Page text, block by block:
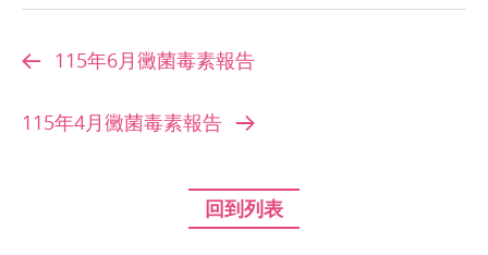
115年6月黴菌毒素報告
115年4月黴菌毒素報告
回到列表